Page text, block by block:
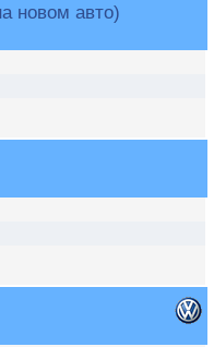
новом авто)